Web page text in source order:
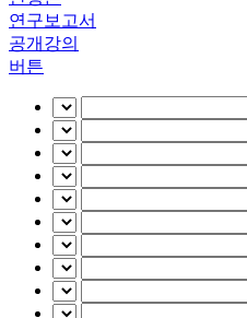
연구보고서
공개강의
버튼